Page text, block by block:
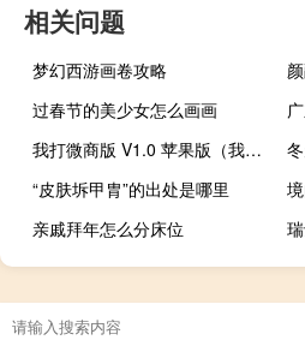
相关问题
梦幻西游画卷攻略
过春节的美少女怎么画画
我打微商版 V1.0 苹果版（我打微商版 V1.0 苹果版功能简介）
“皮肤坼甲胄”的出处是哪里
亲戚拜年怎么分床位